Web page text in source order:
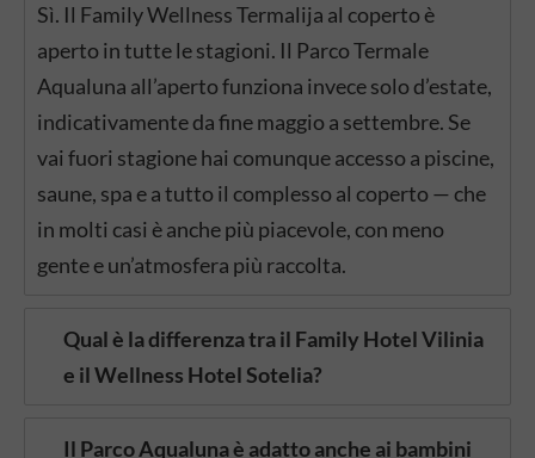
Sì. Il Family Wellness Termalija al coperto è
aperto in tutte le stagioni. Il Parco Termale
Aqualuna all’aperto funziona invece solo d’estate,
indicativamente da fine maggio a settembre. Se
vai fuori stagione hai comunque accesso a piscine,
saune, spa e a tutto il complesso al coperto — che
in molti casi è anche più piacevole, con meno
gente e un’atmosfera più raccolta.
Qual è la differenza tra il Family Hotel Vilinia
e il Wellness Hotel Sotelia?
Il Parco Aqualuna è adatto anche ai bambini